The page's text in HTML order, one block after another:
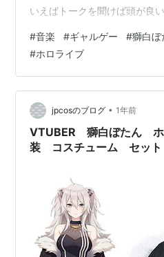
いえばトークを聞けば頭が良
こなせるのでバラドルも行け
やっていたホロRUSTで、みこ
のちょっとセクシーなボイス
いたのだが、あれの時に吹き
シーボイスが思った以上に良
低い声でゲラゲラ笑うアレは
#音楽 #ギャルゲー #獅白ぼ
#ホロライブ
jpcosのブログ • 1年前
VTUBER 獅白ぼたん
装 コスチューム セッ